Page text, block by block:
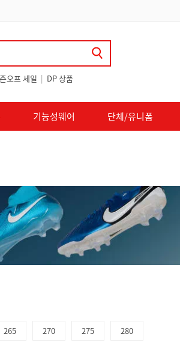
오프 세일 | DP 상품
기능성웨어 단체/유니폼
265 270 275 280